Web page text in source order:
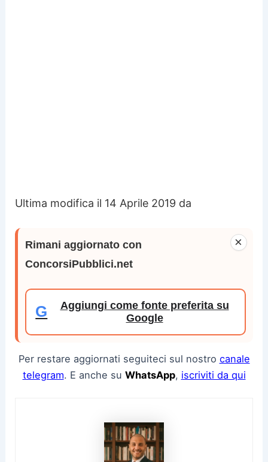
Ultima modifica il 14 Aprile 2019 da
×
Rimani aggiornato con
ConcorsiPubblici.net
G
Aggiungi come fonte preferita su
Google
Per restare aggiornati seguiteci sul nostro canale
telegram. E anche su WhatsApp, iscriviti da qui